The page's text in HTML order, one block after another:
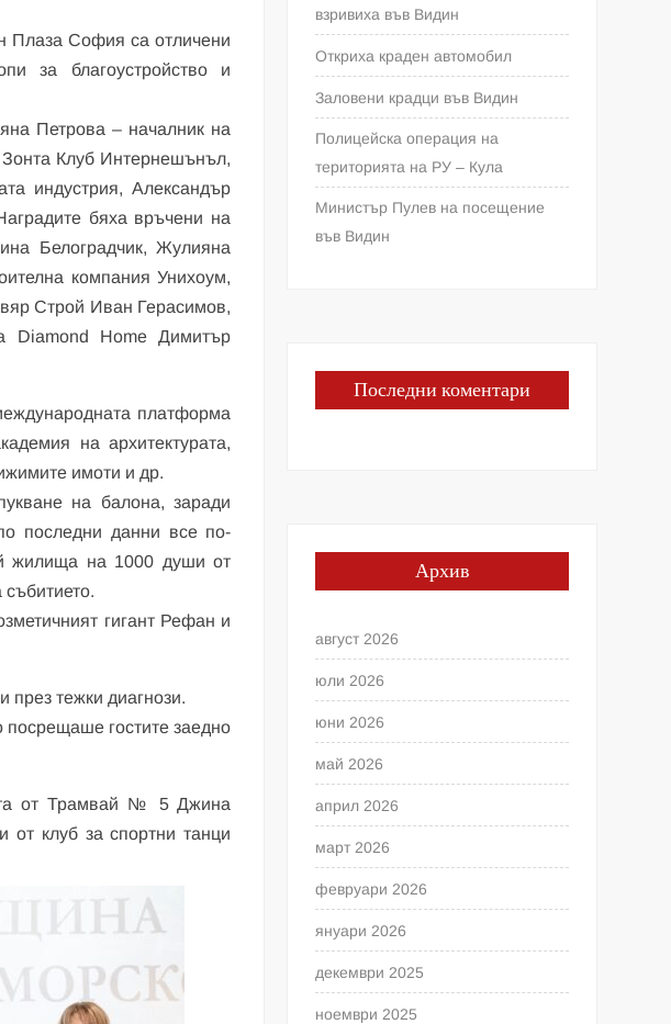
Плаза София са отличени
за благоустройство и
Петрова – началник на
Клуб Интернешънъл,
индустрия, Александър
бяха връчени на
Белоградчик, Жулияна
компания Унихоум,
Строй Иван Герасимов,
Diamond Home Димитър
платформа
на архитектурата,
имоти и др.
на балона, заради
последни данни все по-
жилища на 1000 души от
събитието.
гигант Рефан и
тежки диагнози.
посрещаше гостите заедно
от Трамвай № 5 Джина
от клуб за спортни танци
взривиха във Видин
Откриха краден автомобил
Заловени крадци във Видин
Полицейска операция на
територията на РУ – Кула
Министър Пулев на посещение
във Видин
Последни коментари
Архив
август 2026
юли 2026
юни 2026
май 2026
април 2026
март 2026
февруари 2026
януари 2026
декември 2025
ноември 2025